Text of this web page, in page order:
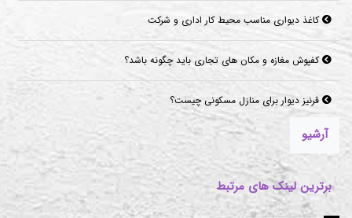
کاغذ دیواری مناسب محیط کار اداری و شرکت
کفپوش مغازه و مکان های تجاری باید چگونه باشد؟
قرنیز دیوار برای منازل مسکونی چیست؟
آرشیو
برترین لینک های مرتبط